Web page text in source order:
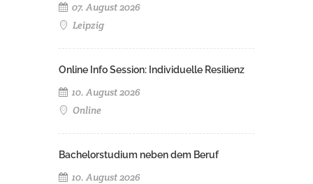
07. August 2026
Leipzig
Online Info Session: Individuelle Resilienz
10. August 2026
Online
Bachelorstudium neben dem Beruf
10. August 2026